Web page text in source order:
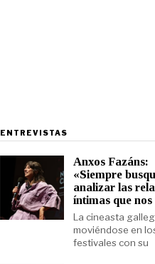
ENTREVISTAS
Anxos Fazáns:
«Siempre
analizar las
íntimas que
La cineasta
moviéndose en
festivales con su